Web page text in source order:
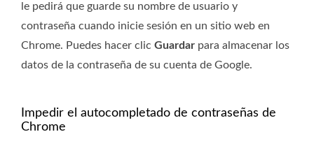
le pedirá que guarde su nombre de usuario y
contraseña cuando inicie sesión en un sitio web en
Chrome. Puedes hacer clic Guardar para almacenar los
datos de la contraseña de su cuenta de Google.
Impedir el autocompletado de contraseñas de
Chrome